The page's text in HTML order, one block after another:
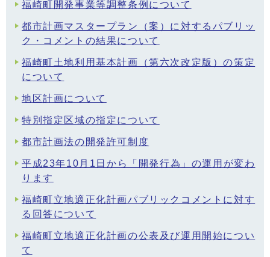
福崎町開発事業等調整条例について
都市計画マスタープラン（案）に対するパブリッ
ク・コメントの結果について
福崎町土地利用基本計画（第六次改定版）の策定
について
地区計画について
特別指定区域の指定について
都市計画法の開発許可制度
平成23年10月1日から「開発行為」の運用が変わ
ります
福崎町立地適正化計画パブリックコメントに対す
る回答について
福崎町立地適正化計画の公表及び運用開始につい
て